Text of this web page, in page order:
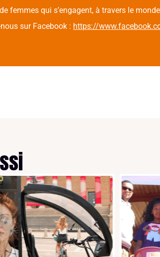
femmes qui s’engagent, à travers le
sur Facebook : https://